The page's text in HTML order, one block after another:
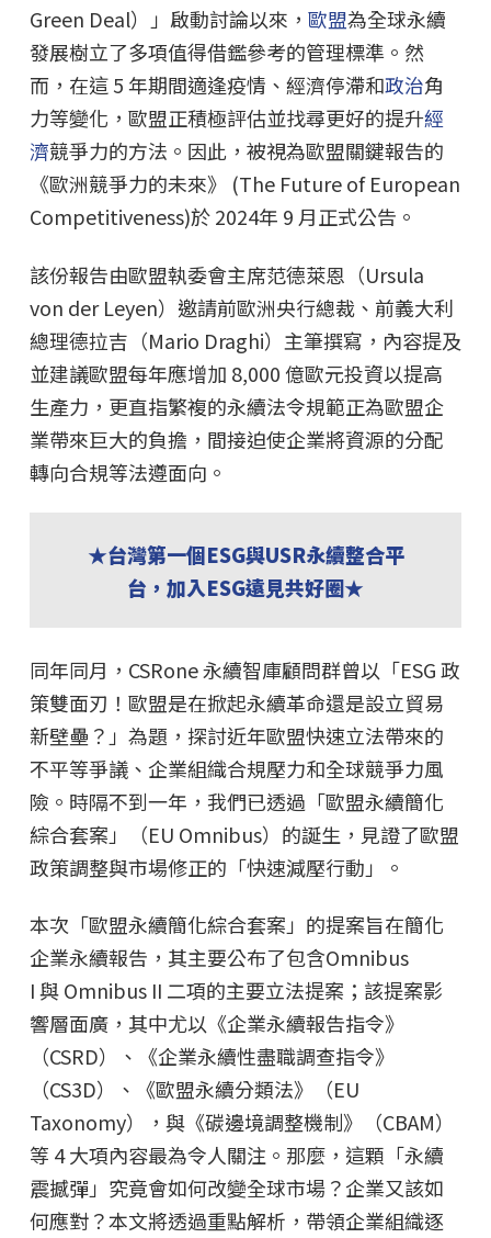
Green Deal）」啟動討論以來， 歐盟為全球永續
發展樹立了多項值得借鑑參考的管理標準。然
而，在這 5 年期間適逢疫情、經濟停滯和政治角
力等變化，歐盟正積極評估並找尋更好的提升經
濟競爭力的方法。因此，被視為歐盟關鍵報告的
《歐洲競爭力的未來》 (The Future of European
Competitiveness)於 2024年 9 月正式公告。
該份報告由歐盟執委會主席范德萊恩（Ursula
von der Leyen）邀請前歐洲央行總裁、前義大利
總理德拉吉（Mario Draghi）主筆撰寫，內容提及
並建議歐盟每年應增加 8,000 億歐元投資以提高
生產力，更直指繁複的永續法令規範正為歐盟企
業帶來巨大的負擔，間接迫使企業將資源的分配
轉向合規等法遵面向。
★台灣第一個ESG與USR永續整合平
台，加入ESG遠見共好圈★
同年同月，CSRone 永續智庫顧問群曾以「ESG 政
策雙面刃！歐盟是在掀起永續革命還是設立貿易
新壁壘？」為題，探討近年歐盟快速立法帶來的
不平等爭議、企業組織合規壓力和全球競爭力風
險。時隔不到一年，我們已透過「歐盟永續簡化
綜合套案」（EU Omnibus）的誕生，見證了歐盟
政策調整與市場修正的「快速減壓行動」。
本次「歐盟永續簡化綜合套案」的提案旨在簡化
企業永續報告，其主要公布了包含Omnibus
I 與 Omnibus II 二項的主要立法提案；該提案影
響層面廣，其中尤以《企業永續報告指令》
（CSRD）、《企業永續性盡職調查指令》
（CS3D）、《歐盟永續分類法》（EU
Taxonomy），與《碳邊境調整機制》（CBAM）
等 4 大項內容最為令人關注。那麼，這顆「永續
震撼彈」究竟會如何改變全球市場？企業又該如
何應對？本文將透過重點解析，帶領企業組織逐